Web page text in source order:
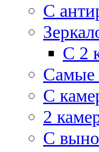
C
С 2
Самые
С
2
С